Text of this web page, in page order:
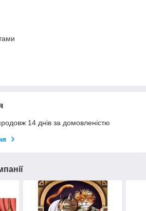
14 днів за домовленістю